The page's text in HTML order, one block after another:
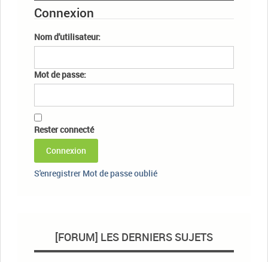
Connexion
Nom d'utilisateur:
Mot de passe:
Rester connecté
Connexion
S'enregistrer Mot de passe oublié
[FORUM] LES DERNIERS SUJETS